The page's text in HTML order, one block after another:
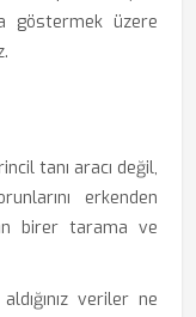
göstermek üzere
tanı aracı değil,
erkenden
birer tarama ve
aldığınız veriler ne